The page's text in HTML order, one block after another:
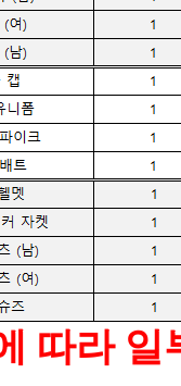
따라 일